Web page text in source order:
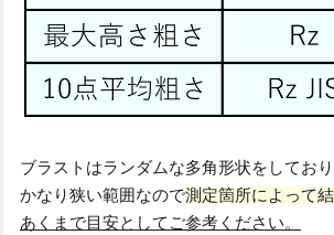
ブラストはランダムな多角形状をしてお
かなり狭い範囲なので測定箇所によって
あくまで目安としてご参考ください。